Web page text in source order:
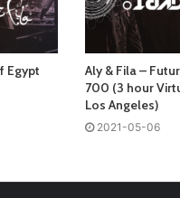
Egypt
Aly & Fila –
700 (3 hour
Los Angeles)
2021-05-06